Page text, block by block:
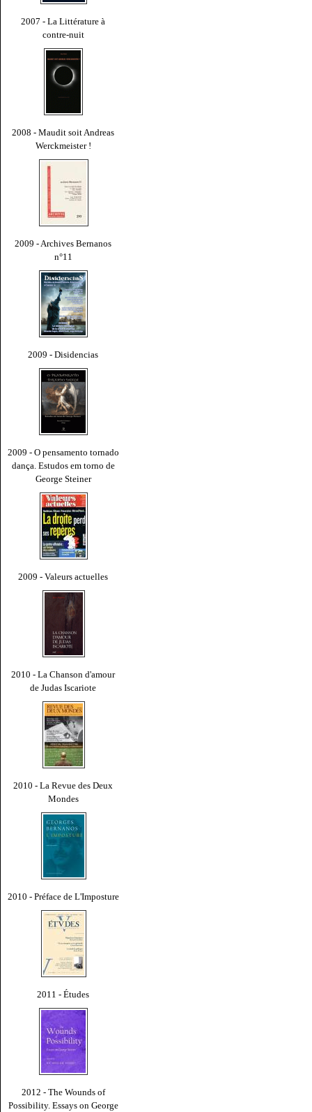
2007 - La Littérature à
contre-nuit
2008 - Maudit soit Andreas
Werckmeister !
2009 - Archives Bernanos
n°11
2009 - Disidencias
2009 - O pensamento tornado
dança. Estudos em torno de
George Steiner
2009 - Valeurs actuelles
2010 - La Chanson d'amour
de Judas Iscariote
2010 - La Revue des Deux
Mondes
2010 - Préface de L'Imposture
2011 - Études
2012 - The Wounds of
Possibility. Essays on George